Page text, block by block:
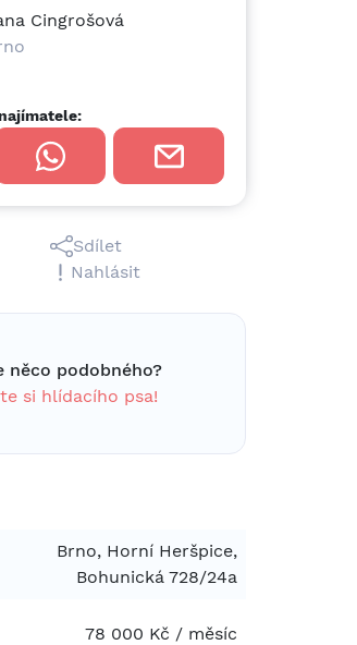
Cingrošová
Sdílet
Nahlásit
něco podobného?
si hlídacího psa!
Brno, Horní Heršpice,
Bohunická 728/24a
78 000 Kč / měsíc